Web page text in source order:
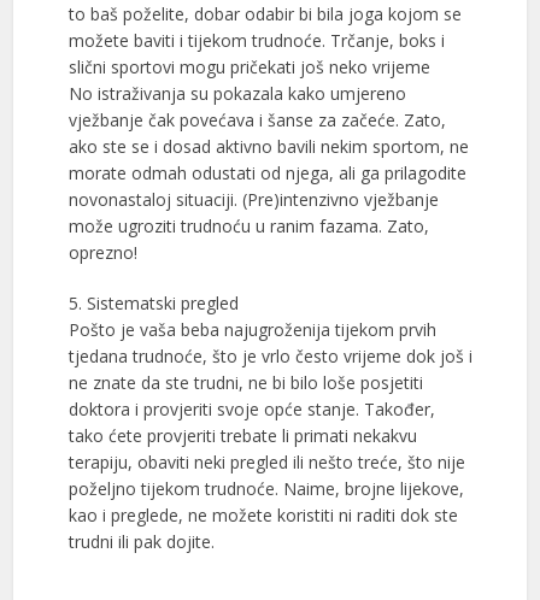
to baš poželite, dobar odabir bi bila joga kojom se
možete baviti i tijekom trudnoće. Trčanje, boks i
slični sportovi mogu pričekati još neko vrijeme
No istraživanja su pokazala kako umjereno
vježbanje čak povećava i šanse za začeće. Zato,
ako ste se i dosad aktivno bavili nekim sportom, ne
morate odmah odustati od njega, ali ga prilagodite
novonastaloj situaciji. (Pre)intenzivno vježbanje
može ugroziti trudnoću u ranim fazama. Zato,
oprezno!
5. Sistematski pregled
Pošto je vaša beba najugroženija tijekom prvih
tjedana trudnoće, što je vrlo često vrijeme dok još i
ne znate da ste trudni, ne bi bilo loše posjetiti
doktora i provjeriti svoje opće stanje. Također,
tako ćete provjeriti trebate li primati nekakvu
terapiju, obaviti neki pregled ili nešto treće, što nije
poželjno tijekom trudnoće. Naime, brojne lijekove,
kao i preglede, ne možete koristiti ni raditi dok ste
trudni ili pak dojite.